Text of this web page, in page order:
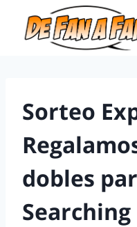
Sorteo
dobles
Searching